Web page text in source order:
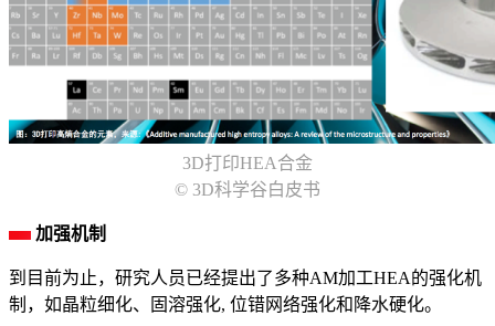
3D打印HEA合金
© 3D科学谷白皮书
加强机制
到目前为止，研究人员已经提出了多种AM加工HEA的强化机
制，如晶粒细化、固溶强化, 位错网络强化和降水硬化。